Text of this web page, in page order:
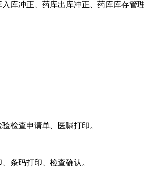
库冲正、药库出库冲正、药库库存管
检查申请单、医嘱打印。
条码打印、检查确认。